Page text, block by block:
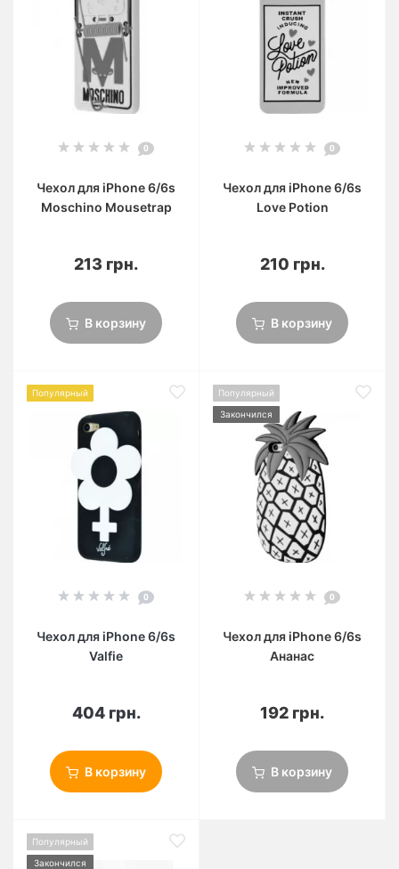
0
Чехол для iPhone 6/6s
Moschino Mousetrap
213 грн.
В корзину
0
Чехол для iPhone 6/6s
Love Potion
210 грн.
В корзину
Популярный
0
Чехол для iPhone 6/6s
Valfie
404 грн.
В корзину
Популярный
Закончился
0
Чехол для iPhone 6/6s
Ананас
192 грн.
В корзину
Популярный
Закончился